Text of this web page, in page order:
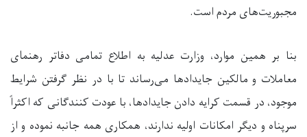
مجبوریت‌های مردم است.
بنا بر همین موارد، وزارت عدلیه به اطلاع تمامی دفاتر رهنمای
معاملات و مالکین جایدادها می‌رساند تا با در نظر گرفتن شرایط
موجود، در قسمت کرایه دادن جایدادها، با عودت کنندگانی که اکثراً
سرپناه و دیگر امکانات اولیه ندارند، همکاری همه جانبه نموده و از